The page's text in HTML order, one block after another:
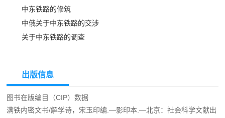
中东铁路的修筑
中俄关于中东铁路的交涉
关于中东铁路的调查
出版信息
图书在版编目（CIP）数据
满铁内密文书/解学诗，宋玉印编.—影印本.—北京：社会科学文献出